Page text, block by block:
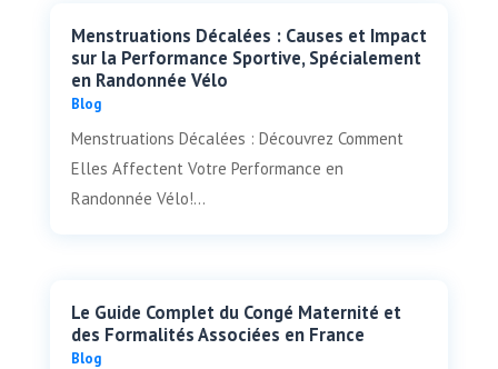
Menstruations Décalées : Causes et Impact
sur la Performance Sportive, Spécialement
en Randonnée Vélo
Blog
Menstruations Décalées : Découvrez Comment
Elles Affectent Votre Performance en
Randonnée Vélo!...
Le Guide Complet du Congé Maternité et
des Formalités Associées en France
Blog